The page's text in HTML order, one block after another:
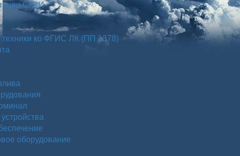
СКЗИ
техники ко ФГИС ЛК (ПП 1378)
оборудование